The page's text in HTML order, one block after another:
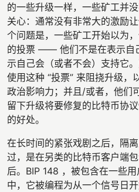
的一些升级一样，一些矿工并
关心：通常没有非常大的激励
个问题是，一些矿工开始以为
的投票 —— 他们不是在表示自
示自己会（或者不会）支持它
使用这种 “投票” 来阻挠升级，
政治影响力；并且/或者，他们
留下升级将要修复的比特币协
的好处。
在长时间的紧张戏剧之后，隔
过，是在另类的比特币客户端
后。BIP 148 ，被包含在一些
中，它被编程为从一个信号日